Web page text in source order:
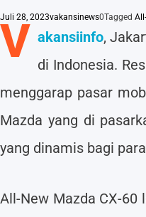
Juli 28, 2023vakansinews0Tagged
V akansiinfo,
di Indonesia.
menggarap pasar
Mazda yang di
yang dinamis bagi
All-New Mazda CX-